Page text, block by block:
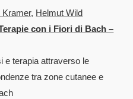
Kramer, Helmut Wild
con i Fiori di Bach –
e terapia attraverso le
tra zone cutanee e